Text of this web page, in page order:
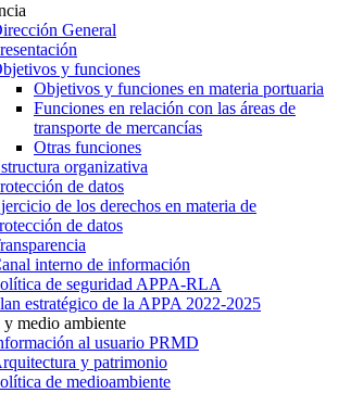
General
y funciones
Objetivos y funciones en materia portuaria
Funciones en relación con las áreas de
transporte de mercancías
Otras funciones
organizativa
de datos
de los derechos en materia de
de datos
interno de información
de seguridad APPA-RLA
estratégico de la APPA 2022-2025
medio ambiente
al usuario PRMD
y patrimonio
de medioambiente